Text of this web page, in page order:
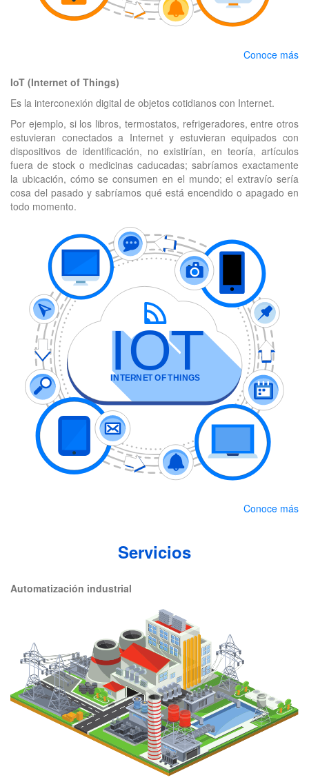
Conoce más
IoT (Internet of Things)
Es la interconexión digital de objetos cotidianos con Internet.
Por ejemplo, si los libros, termostatos, refrigeradores, entre otros
estuvieran conectados a Internet y estuvieran equipados con
dispositivos de identificación, no existirían, en teoría, artículos
fuera de stock o medicinas caducadas; sabríamos exactamente
la ubicación, cómo se consumen en el mundo; el extravío sería
cosa del pasado y sabríamos qué está encendido o apagado en
todo momento.
Conoce más
Servicios
Automatización industrial